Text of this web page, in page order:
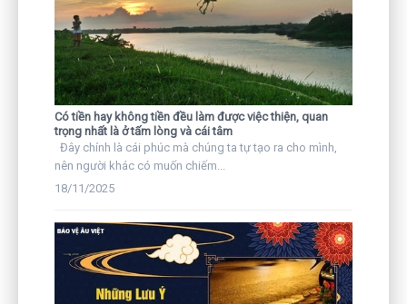
Có tiền hay không tiền đều làm được việc thiện, quan
trọng nhất là ở tấm lòng và cái tâm
Đây chính là cái phúc mà chúng ta tự tạo ra cho mình,
nên người khác có muốn chiếm...
18/11/2025